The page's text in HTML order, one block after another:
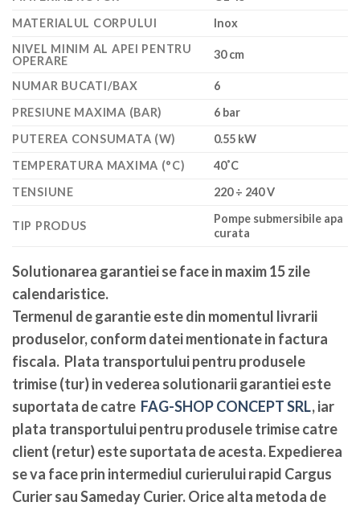
MATERIALUL CORPULUI
Inox
NIVEL MINIM AL APEI PENTRU
OPERARE
30 cm
NUMAR BUCATI/BAX
6
PRESIUNE MAXIMA (BAR)
6 bar
PUTEREA CONSUMATA (W)
0.55 kW
TEMPERATURA MAXIMA (°C)
40˚C
TENSIUNE
220 ÷ 240 V
TIP PRODUS
Pompe submersibile apa
curata
Solutionarea garantiei se face in maxim 15 zile
calendaristice.
Termenul de garantie este din momentul livrarii
produselor, conform datei mentionate in factura
fiscala. Plata transportului pentru produsele
trimise (tur) in vederea solutionarii garantiei este
suportata de catre FAG-SHOP CONCEPT SRL, iar
plata transportului pentru produsele trimise catre
client (retur) este suportata de acesta. Expedierea
se va face prin intermediul curierului rapid Cargus
Curier sau Sameday Curier. Orice alta metoda de